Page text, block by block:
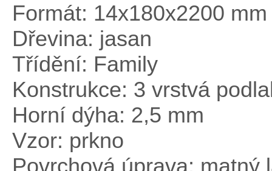
Formát: 14x180x2200 mm
Dřevina: jasan
Třídění: Family
Konstrukce: 3 vrstvá
Horní dýha: 2,5 mm
Vzor: prkno
Povrchová úprava: matný